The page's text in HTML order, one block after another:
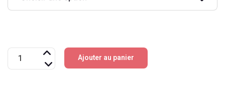
quantité
de
Ajouter au panier